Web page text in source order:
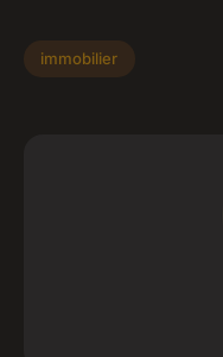
immobilier